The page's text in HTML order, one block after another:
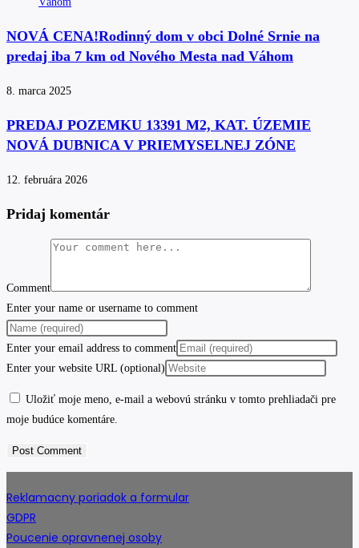
NOVÁ CENA!Rodinný dom v obci Dolné Srnie na
predaj iba 7 km od Nového Mesta nad Váhom
8. marca 2025
PREDAJ POZEMKU 13391 M2, KAT. ÚZEMIE
NOVÁ DUBNICA V PRIEMYSELNEJ ZÓNE
12. februára 2026
Pridaj komentár
Comment
Enter your name or username to comment
Enter your email address to comment
Enter your website URL (optional)
Uložiť moje meno, e-mail a webovú stránku v tomto prehliadači pre
moje budúce komentáre.
Reklamacny poriadok a formular
GDPR
Poucenie opravnenej osoby